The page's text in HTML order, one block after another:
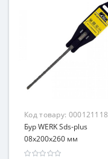
Код товару: 000121118
Бур WERK Sds-plus
08х200x260 мм